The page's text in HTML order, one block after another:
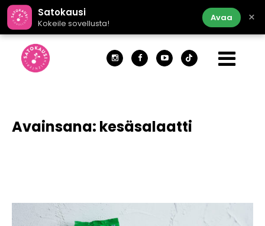
Satokausi
Kokeile sovellusta!
Avaa ×
Avainsana: kesäsalaatti